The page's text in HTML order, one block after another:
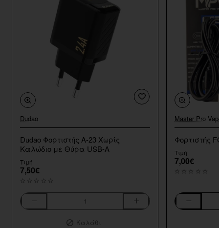
Dudao
Dudao Φορτιστής Α-23 Χωρίς
Καλώδιο με Θύρα USB-A
Τιμή
7,50€
Dudao
Καλάθι
Master Pro
Φορτιστής
Τιμή
7,00€
Φορτιστής